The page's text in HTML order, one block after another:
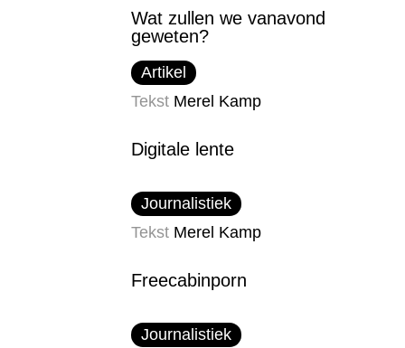
Wat zullen we vanavond
geweten?
Artikel
Tekst Merel Kamp
Digitale lente
Journalistiek
Tekst Merel Kamp
Freecabinporn
Journalistiek